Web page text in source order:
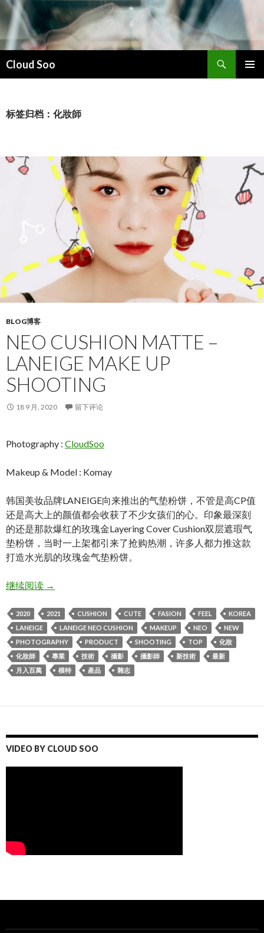
Cloud Soo
索
文
标签归档：化妝師
BLOG博客
NEO CUSHION MATTE –
LANEIGE MAKE UP
SHOOTING
18 9 月, 2020 留下评论
Photography : CloudSoo
Makeup & Model : Komay
韩国美妆品牌LANEIGE向来推出的气垫粉饼，不管是高CP值
还是高大上的颜值都会收获了不少女孩们的心。印象最深刻
的还是那款爆红的玫瑰金Layering Cover Cushion双层遮瑕气
垫粉饼，当时一上架都引来了抢购热潮，许多人都力推这款
打造水光肌的玫瑰金气垫粉饼。
继续阅读Neo Cushion Matte – LANEIGE Make up shooting
→
2020 2021 CUSHION CUTE FASION FEEL
KOREA
LANEIGE
LANEIGE NEO CUSHION MAKEUP NEO
NEW
PHOTOGRAPHY
PRODUCT SHOOTING TOP
化妝
化妝師
專業 技術 攝影 攝影師 新技術
最新
月入百萬
模特 產品 雜志
VIDEO BY CLOUD SOO